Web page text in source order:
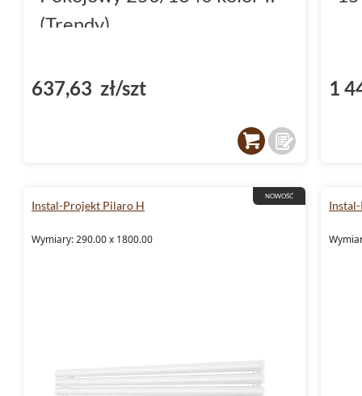
(Trendy)
637,63 zł/szt 1
NOWOŚĆ
Instal-Projekt Pilaro H
Wymiary: 290.00 x 1800.00